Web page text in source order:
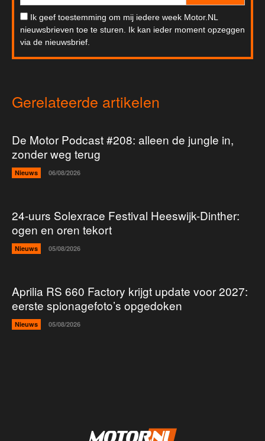
Ik geef toestemming om mij iedere week Motor.NL
nieuwsbrieven toe te sturen. Ik kan ieder moment opzeggen
via de nieuwsbrief.
Gerelateerde artikelen
De Motor Podcast #208: alleen de jungle in,
zonder weg terug
Nieuws 06/08/2026
24-uurs Solexrace Festival Heeswijk-Dinther:
ogen en oren tekort
Nieuws 05/08/2026
Aprilia RS 660 Factory krijgt update voor 2027:
eerste spionagefoto’s opgedoken
Nieuws 05/08/2026